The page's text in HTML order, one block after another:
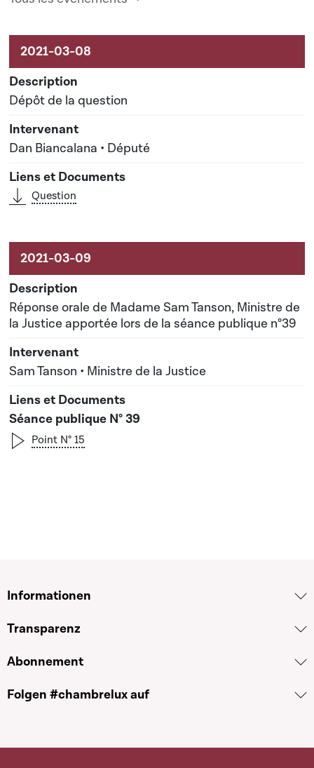
Activités sur le dossier
Dépôt de la question
Dan Biancalana • Député
Question
Réponse orale de Madame Sam Tanson, Ministre de
la Justice apportée lors de la séance publique n°39
Sam Tanson • Ministre de la Justice
Séance publique N° 39
Point N° 15
Informationen
Transparenz
Abonnement
Folgen #chambrelux auf